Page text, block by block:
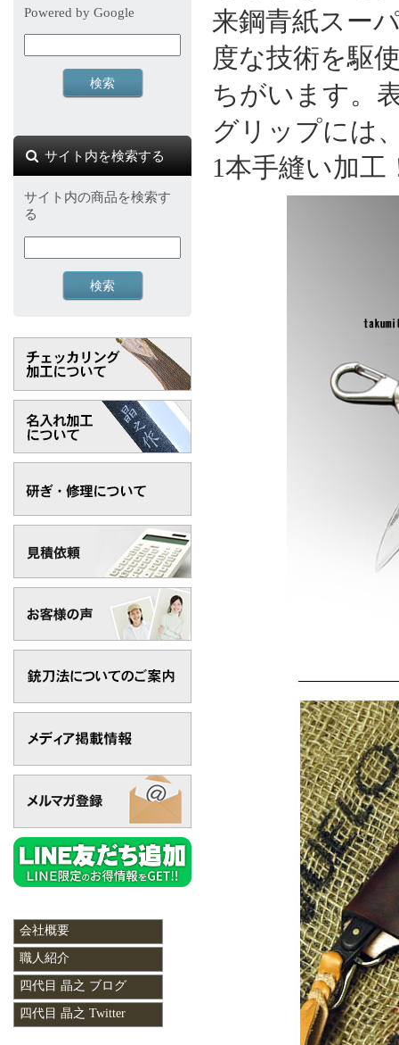
来鋼青紙スー
度な技術を駆
ちがいます。
グリップには
1本手縫い加工
Powered by Google
サイト内を検索する
サイト内の商品を検索す
る
会社概要
職人紹介
四代目 晶之 ブログ
四代目 晶之 Twitter